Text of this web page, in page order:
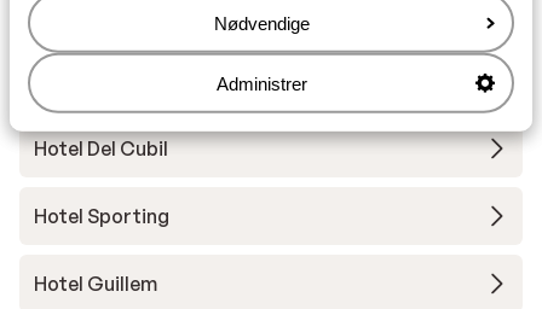
Nødvendige
Administrer
Lodge Park Hotel
Hotel Del Cubil
Hotel Sporting
Hotel Guillem